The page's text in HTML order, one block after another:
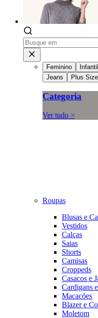
Feminino Infantil
Jeans
Plus Size
Categoria
Ver tudo >
Roupas
Blusas e
Vestidos
Calças
Saias
Shorts
Camisas
Croppeds
Casacos e
Cardigans
Macacões
Blazer e
Moletom